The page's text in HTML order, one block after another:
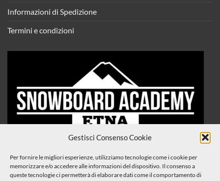
Gestisci Consenso Cookie
Per fornire le migliori esperienze, utilizziamo tecnologie come i cookie per
memorizzare e/o accedere alle informazioni del dispositivo. Il consenso a
queste tecnologie ci permetterà di elaborare dati come il comportamento di
Informazioni di Spedizione
Termini e condizioni